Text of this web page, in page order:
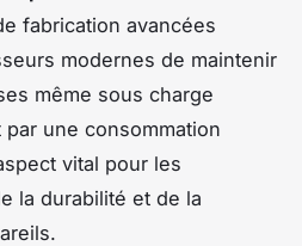
fabrication avancées
modernes de maintenir
même sous charge
une consommation
vital pour les
la durabilité et de la